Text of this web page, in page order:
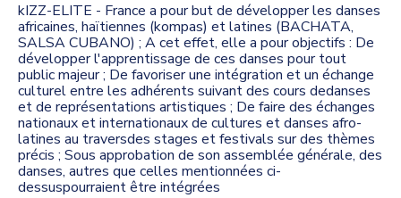
kIZZ-ELITE - France a pour but de développer les danses
africaines, haïtiennes (kompas) et latines (BACHATA,
SALSA CUBANO) ; A cet effet, elle a pour objectifs : De
développer l'apprentissage de ces danses pour tout
public majeur ; De favoriser une intégration et un échange
culturel entre les adhérents suivant des cours dedanses
et de représentations artistiques ; De faire des échanges
nationaux et internationaux de cultures et danses afro-
latines au traversdes stages et festivals sur des thèmes
précis ; Sous approbation de son assemblée générale, des
danses, autres que celles mentionnées ci-
dessuspourraient être intégrées